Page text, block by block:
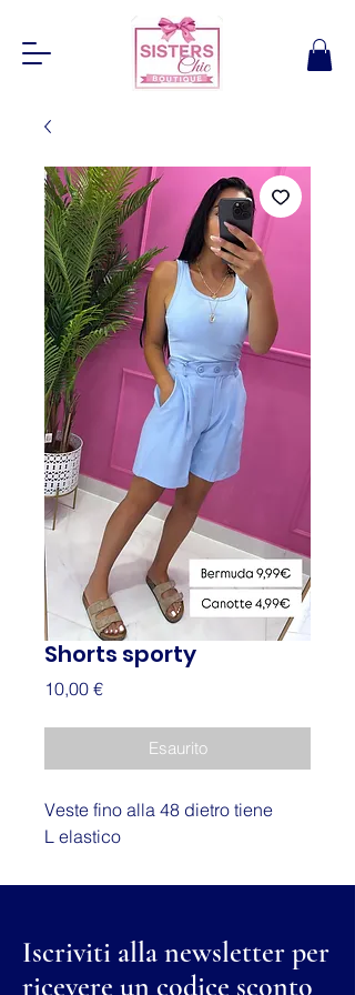
Shorts sporty
10,00 €Prezzo
Esaurito
Veste fino alla 48 dietro tiene
L elastico
Iscriviti alla newsletter per
ricevere un codice sconto